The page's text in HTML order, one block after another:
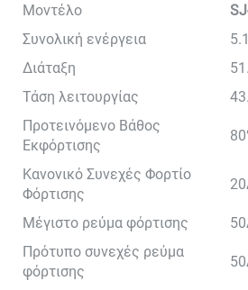
Μοντέλο
Συνολική ενέργεια
Διάταξη
Τάση λειτουργίας
Προτεινόμενο Βάθος
Εκφόρτισης
Κανονικό Συνεχές Φορτίο
Φόρτισης
Μέγιστο ρεύμα φόρτισης
Πρότυπο συνεχές ρεύμα
φόρτισης